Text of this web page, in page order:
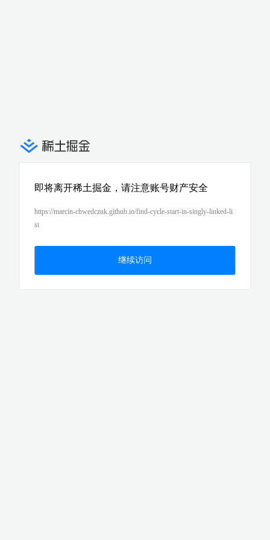
即将离开稀土掘金，请注意账号财产安全
https://marcin-chwedczuk.github.io/find-cycle-start-in-singly-linked-li
st
继续访问